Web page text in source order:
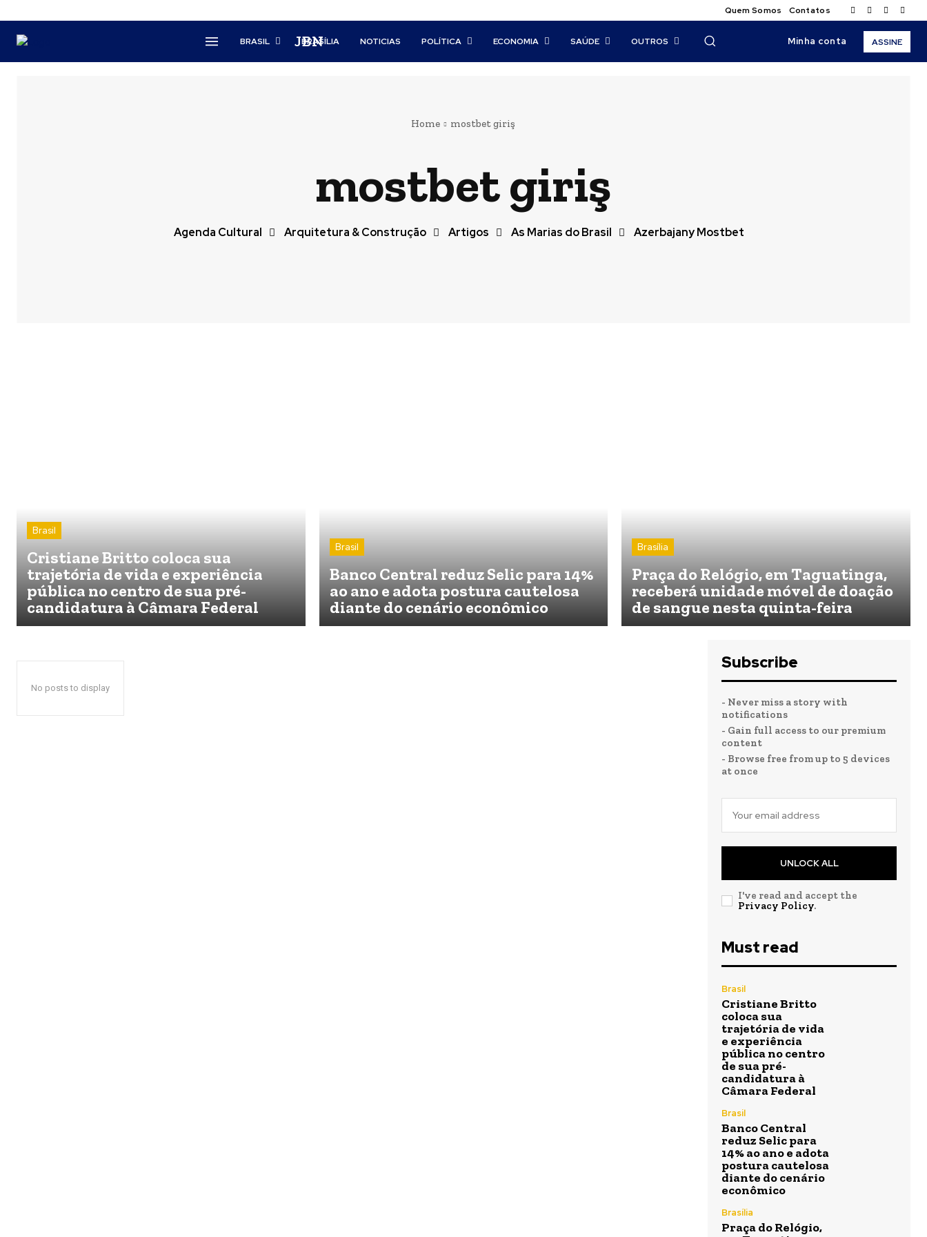
Quem Somos Contatos
JBN
BRASIL BRASÍLIA NOTICIAS POLÍTICA ECONOMIA SAÚDE OUTROS Minha conta ASSINE
Home mostbet giriş
mostbet giriş
Agenda Cultural Arquitetura & Construção Artigos As Marias do Brasil Azerbajany Mostbet
Brasil
Cristiane Britto coloca sua
trajetória de vida e experiência
pública no centro de sua pré-
candidatura à Câmara Federal
Brasil
Banco Central reduz Selic para 14%
ao ano e adota postura cautelosa
diante do cenário econômico
Brasília
Praça do Relógio, em Taguatinga,
receberá unidade móvel de doação
de sangue nesta quinta-feira
No posts to display
Subscribe
- Never miss a story with
notifications
- Gain full access to our premium
content
- Browse free from up to 5 devices
at once
UNLOCK ALL
I've read and accept the
Privacy Policy.
Must read
Brasil
Cristiane Britto
coloca sua
trajetória de vida
e experiência
pública no centro
de sua pré-
candidatura à
Câmara Federal
Brasil
Banco Central
reduz Selic para
14% ao ano e adota
postura cautelosa
diante do cenário
econômico
Brasília
Praça do Relógio,